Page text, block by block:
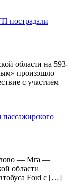
пострадали
области на 593-
произошло
с участием
— Мга —
области
Ford с […]